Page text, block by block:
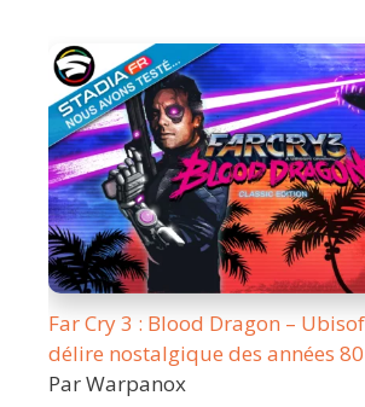
Far Cry 3 : Blood Dragon –
délire nostalgique des années 80
Par Warpanox